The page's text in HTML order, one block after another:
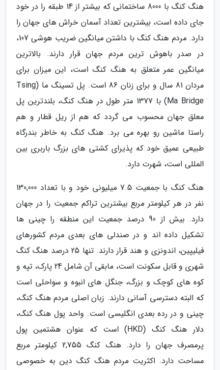
هنگ کنگ با 8000 ساختمانی که بیشتر از 14 طبقه را در خود
جای داده است، بیشترین تعداد آسمان خراش های جهان را
دارد. مردم هنگ کنگ با داشتن میانگین ضریب هوشی 107،
در صدر باهوش ترین مردم جهان قرار دارند. بالاترین
میانگین عمر متعلق به هنگ کنگ است، این میزان برای
مردان 81 سال و برای زنان 86 است. پل تسینگ ما (Tsing
Ma Bridge) با 1377 متر طول در هنگ کنگ، بلندترین پل
معلق جهان محسوب می گردد که هم از ریل قطار و هم
راستا ماشین رو بهره می برد. هنگ کنگ به خاطر بندرگاه
طبیعی عمیق خود که پذیرای کشتی های بزرگ باربری بین
المللی است، شهرت دارد.
هنگ کنگ با جمعیت 7.5 میلیونی خود و با تعداد 130,000
نفر در هر کیلومتر مربع بیشترین تراکم جمعیت را در جهان
دارد. بیش از 90 درصد جمعیت این منطقه را چینی ها
تشکیل داده اند و در صندلی های بعدی مردم کشورهای
فیلیپین، اندونزی و هند قرار دارند. تنها 25 درصد هنگ کنگ
شهری و قابل سکونت است، مابقی آن شامل 24 پارک، تپه و
کوه های کوچک و بزرگ، جنگل های انبوه و سواحلی است
که البته دسترسی آسانی دارند. زبان اصلی مردم هنگ کنگ،
چینی و در رده بعدی انگلیسی است. واحد پول هنگ کنگ،
دلار هنگ کنگ (HKD) است که عنوان هشتمین پول
پرمصرف جهان را دارد. هنگ کنگ 2,755 کیلومتر مربع
مساحت دارد. اکثریت مردم هنگ کنگ دین به خصوصی